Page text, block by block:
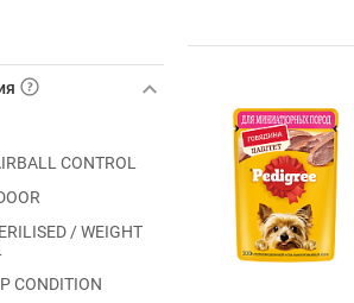
CONTROL
/ WEIGHT
CONDITION